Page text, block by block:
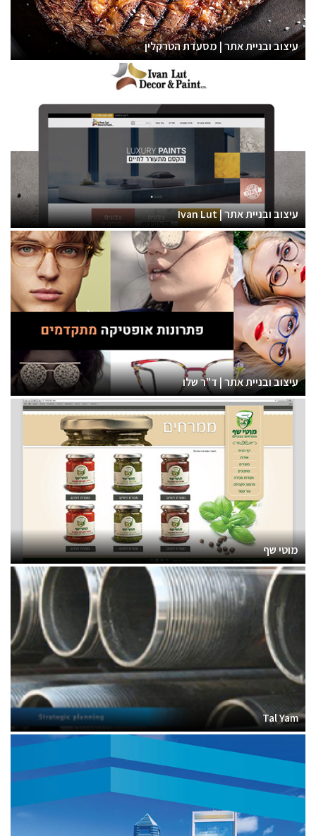
עיצוב ובניית אתר | מסעדת הטרקלין
עיצוב ובניית אתר | Ivan Lut
עיצוב ובניית אתר | ד"ר שלו
מוטי שף
Tal Yam